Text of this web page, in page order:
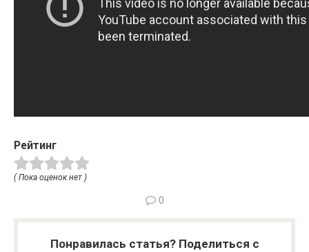
Рейтинг
( Пока оценок нет )
0
Понравилась статья? Поделиться с